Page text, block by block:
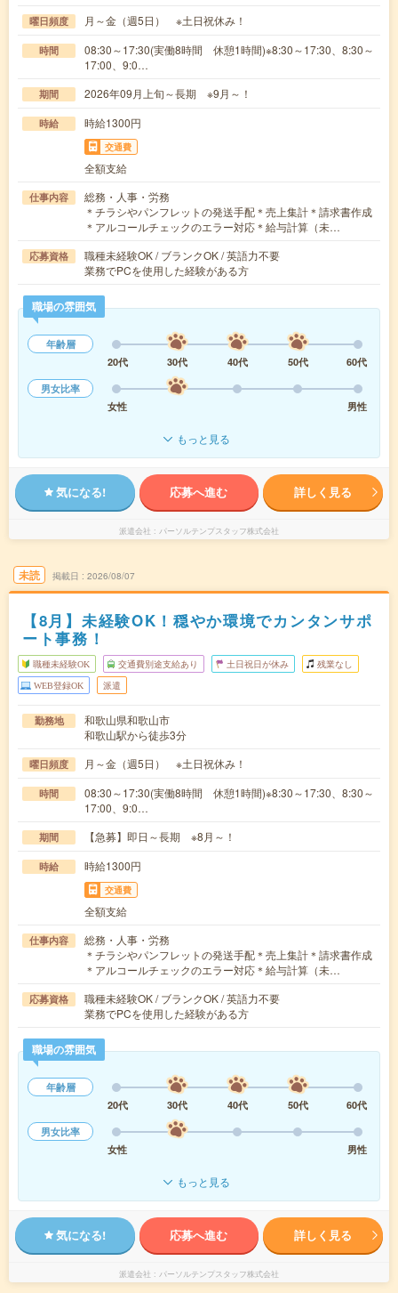
曜日頻度 月～金（週5日） ※土日祝休み！
時間
08:30～17:30(実働8時間 休憩1時間)※8:30～17:30、8:30～
17:00、9:0…
期間 2026年09月上旬～長期 ※9月～！
時給 時給1300円
交通費
全額支給
仕事内容
総務・人事・労務
＊チラシやパンフレットの発送手配＊売上集計＊請求書作成
＊アルコールチェックのエラー対応＊給与計算（未…
応募資格
職種未経験OK / ブランクOK / 英語力不要
業務でPCを使用した経験がある方
職場の雰囲気
年齢層
20代
30代 40代 50代
60代
男女比率
女性
男性
もっと見る
気になる! 応募へ進む 詳しく見る
派遣会社 パーソルテンプスタッフ株式会社
未読 掲載日 2026/08/07
【8月】未経験OK！穏やか環境でカンタンサポ
ート事務！
職種未経験OK 交通費別途支給あり 土日祝日が休み 残業なし
WEB登録OK 派遣
勤務地
和歌山県和歌山市
和歌山駅から徒歩3分
曜日頻度 月～金（週5日） ※土日祝休み！
時間
08:30～17:30(実働8時間 休憩1時間)※8:30～17:30、8:30～
17:00、9:0…
期間 【急募】即日～長期 ※8月～！
時給 時給1300円
交通費
全額支給
仕事内容
総務・人事・労務
＊チラシやパンフレットの発送手配＊売上集計＊請求書作成
＊アルコールチェックのエラー対応＊給与計算（未…
応募資格
職種未経験OK / ブランクOK / 英語力不要
業務でPCを使用した経験がある方
職場の雰囲気
年齢層
20代
30代 40代 50代
60代
男女比率
女性
男性
もっと見る
気になる! 応募へ進む 詳しく見る
派遣会社 パーソルテンプスタッフ株式会社